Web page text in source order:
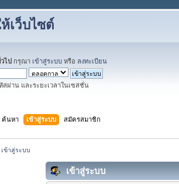
เว็บไซต์
ไป กรุณา เข้าสู่ระบบ หรือ ลงทะเบียน
สผ่าน และระยะเวลาในเซสชั่น
ค้นหา เข้าสู่ระบบ สมัครสมาชิก
เข้าสู่ระบบ
เข้าสู่ระบบ